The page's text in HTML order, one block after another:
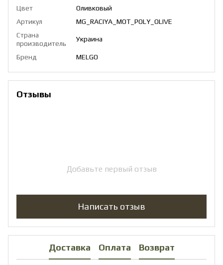
Цвет
Оливковый
Артикул
MG_RACIYA_MOT_POLY_OLIVE
Страна
производитель
Украина
Бренд MELGO
Отзывы
Добавьте первый отзыв
Написать отзыв
Доставка Оплата Возврат